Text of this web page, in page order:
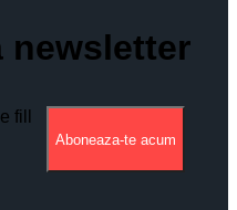
newsletter
fill
Aboneaza-te acum